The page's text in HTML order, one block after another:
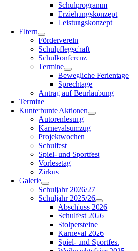
Schulprogramm
Erziehungskonzept
Leistungskonzept
Eltern
Förderverein
Schulpflegschaft
Schulkonferenz
Termine
Bewegliche Ferientage
Sprechtage
Antrag auf Beurlaubung
Termine
Kunterbunte Aktionen
Autorenlesung
Karnevalsumzug
Projektwochen
Schulfest
Spiel- und Sportfest
Vorlesetag
Zirkus
Galerie
Schuljahr 2026/27
Schuljahr 2025/26
Abschluss 2026
Schulfest 2026
Stolpersteine
Karneval 2026
Spiel- und Sportfest